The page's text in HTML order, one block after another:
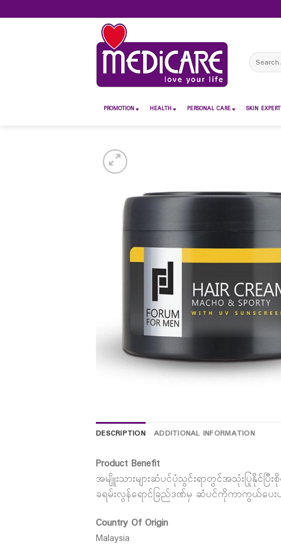
to
Search
for:
PROMOTION HEALTH PERSONAL CARE SKIN EXPERT
DESCRIPTION ADDITIONAL INFORMATION
Product Benefit
အမျိူးသားများဆံပင်ပုံသွင်းရာတွင်အသုံးပြုနိုင်ပြီ
ခရမ်းလွန်ရောင်ခြည်ဒဏ်မှ ဆံပင်ကိုကာကွယ်ပေး
Country Of Origin
Malaysia